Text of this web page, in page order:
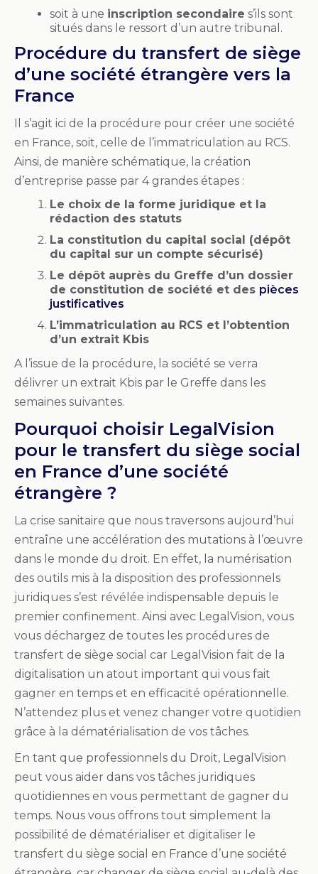
soit à une inscription secondaire s’ils sont
situés dans le ressort d’un autre tribunal.
Procédure du transfert de siège
d’une société étrangère vers la
France
Il s’agit ici de la procédure pour créer une société
en France, soit, celle de l’immatriculation au RCS.
Ainsi, de manière schématique, la création
d’entreprise passe par 4 grandes étapes :
Le choix de la forme juridique et la
rédaction des statuts
La constitution du capital social (dépôt
du capital sur un compte sécurisé)
Le dépôt auprès du Greffe d’un dossier
de constitution de société et des pièces
justificatives
L’immatriculation au RCS et l’obtention
d’un extrait Kbis
A l’issue de la procédure, la société se verra
délivrer un extrait Kbis par le Greffe dans les
semaines suivantes.
Pourquoi choisir LegalVision
pour le transfert du siège social
en France d’une société
étrangère ?
La crise sanitaire que nous traversons aujourd’hui
entraîne une accélération des mutations à l’œuvre
dans le monde du droit. En effet, la numérisation
des outils mis à la disposition des professionnels
juridiques s’est révélée indispensable depuis le
premier confinement. Ainsi avec LegalVision, vous
vous déchargez de toutes les procédures de
transfert de siège social car LegalVision fait de la
digitalisation un atout important qui vous fait
gagner en temps et en efficacité opérationnelle.
N’attendez plus et venez changer votre quotidien
grâce à la dématérialisation de vos tâches.
En tant que professionnels du Droit, LegalVision
peut vous aider dans vos tâches juridiques
quotidiennes en vous permettant de gagner du
temps. Nous vous offrons tout simplement la
possibilité de dématérialiser et digitaliser le
transfert du siège social en France d’une société